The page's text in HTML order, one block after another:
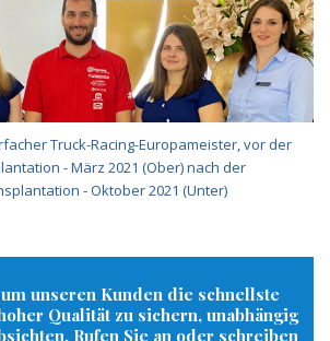
Truck-Racing-Europameister, vor der
- März 2021 (Ober) nach der
- Oktober 2021 (Unter)
um unseren Kunden die schnellste
hoher Qualität zu sichern, unabhängig
Rufen Sie an oder schreiben